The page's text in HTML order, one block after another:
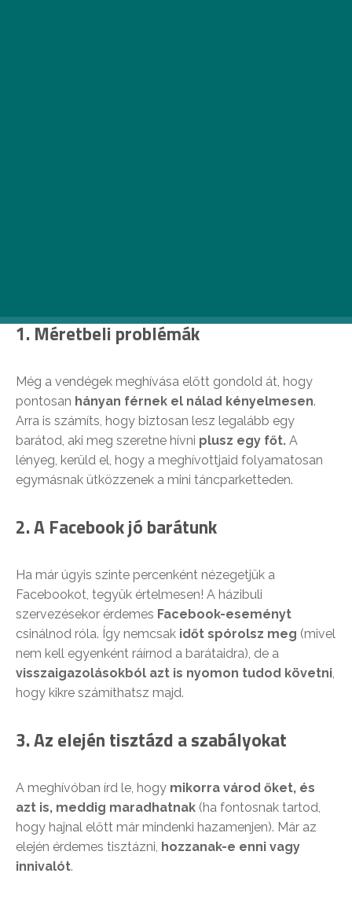
1. Méretbeli problémák
Még a vendégek meghívása előtt gondold át, hogy
pontosan hányan férnek el nálad kényelmesen.
Arra is számíts, hogy biztosan lesz legalább egy
barátod, aki meg szeretne hívni plusz egy főt. A
lényeg, kerüld el, hogy a meghívottjaid folyamatosan
egymásnak ütközzenek a mini táncparketteden.
2. A Facebook jó barátunk
Ha már úgyis szinte percenként nézegetjük a
Facebookot, tegyük értelmesen! A házibuli
szervezésekor érdemes Facebook-eseményt
csinálnod róla. Így nemcsak időt spórolsz meg (mivel
nem kell egyenként ráírnod a barátaidra), de a
visszaigazolásokból azt is nyomon tudod követni,
hogy kikre számíthatsz majd.
3. Az elején tisztázd a szabályokat
A meghívóban írd le, hogy mikorra várod őket, és
azt is, meddig maradhatnak (ha fontosnak tartod,
hogy hajnal előtt már mindenki hazamenjen). Már az
elején érdemes tisztázni, hozzanak-e enni vagy
innivalót.